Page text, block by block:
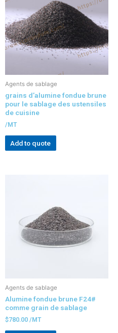
Agents de sablage
grains d’alumine fondue brune
pour le sablage des ustensiles
de cuisine
/MT
Add to quote
Agents de sablage
Alumine fondue brune F24#
comme grain de sablage
$780.00 /MT